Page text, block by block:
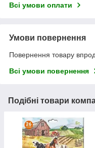
Всі умови оплати
Умови повернення
Повернення товару
Всі умови повернення
Подібні товари